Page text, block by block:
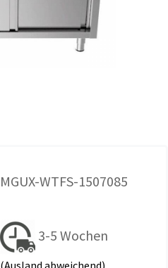
MGUX-WTFS-1507085
3-5 Wochen
(Ausland abweichend)